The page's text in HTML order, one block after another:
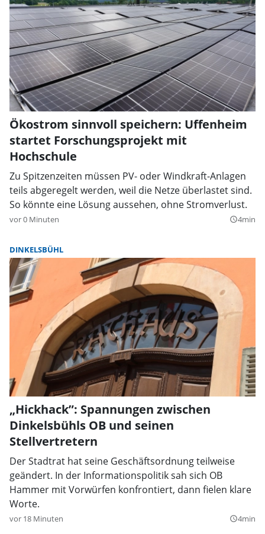
Ökostrom sinnvoll speichern: Uffenheim
startet Forschungsprojekt mit
Hochschule
Zu Spitzenzeiten müssen PV- oder Windkraft-Anlagen
teils abgeregelt werden, weil die Netze überlastet sind.
So könnte eine Lösung aussehen, ohne Stromverlust.
vor 0 Minuten query_builder4min
DINKELSBÜHL
„Hickhack”: Spannungen zwischen
Dinkelsbühls OB und seinen
Stellvertretern
Der Stadtrat hat seine Geschäftsordnung teilweise
geändert. In der Informationspolitik sah sich OB
Hammer mit Vorwürfen konfrontiert, dann fielen klare
Worte.
vor 18 Minuten query_builder4min